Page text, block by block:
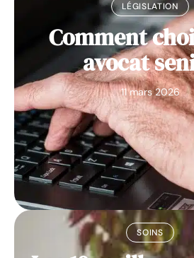
LÉGISLATION
Comment
avocat
11 mars 2026
SOINS